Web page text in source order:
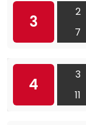
3
2
7
4
3
11